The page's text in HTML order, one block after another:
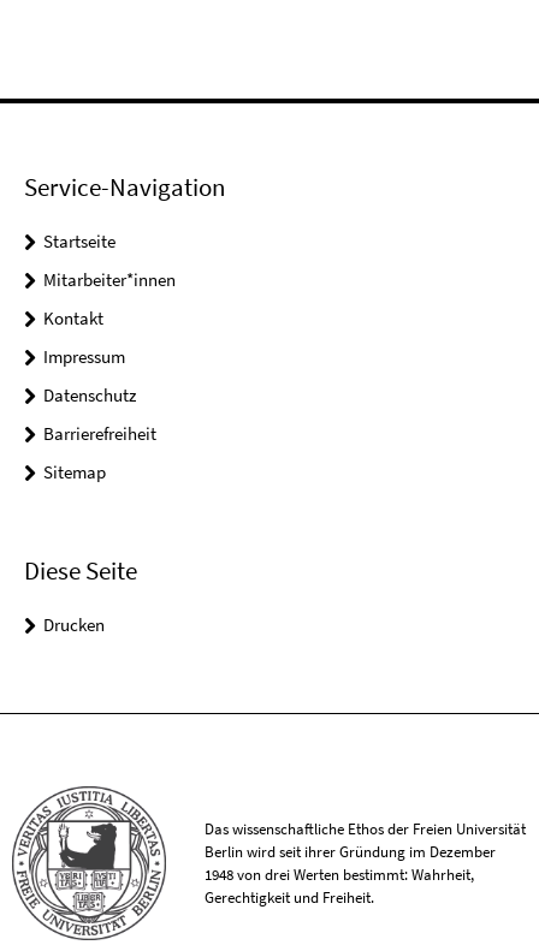
Service-Navigation
Startseite
Mitarbeiter*innen
Kontakt
Impressum
Datenschutz
Barrierefreiheit
Sitemap
Diese Seite
Drucken
Das wissenschaftliche Ethos der Freien Universität
Berlin wird seit ihrer Gründung im Dezember
1948 von drei Werten bestimmt: Wahrheit,
Gerechtigkeit und Freiheit.